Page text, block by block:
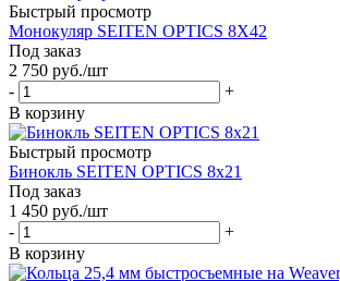
Быстрый просмотр
Монокуляр SEITEN OPTICS 8Х42
Под заказ
2 750 руб./шт
-
+
В корзину
Быстрый просмотр
Бинокль SEITEN OPTICS 8x21
Под заказ
1 450 руб./шт
-
+
В корзину